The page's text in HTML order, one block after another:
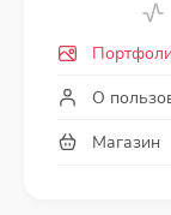
О
Магазин